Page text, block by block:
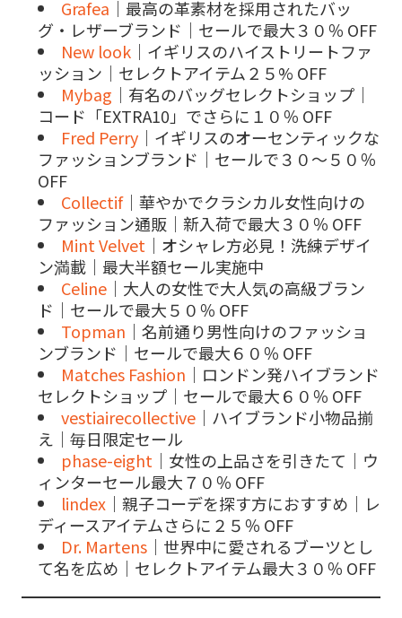
Grafea ｜最高の革素材を採用されたバッ
グ・レザーブランド｜セールで最大３０％ OFF
New look ｜イギリスのハイストリートファ
ッション｜セレクトアイテム２５% OFF
Mybag ｜有名のバッグセレクトショップ｜
コード「EXTRA10」でさらに１０％ OFF
Fred Perry ｜イギリスのオーセンティックな
ファッションブランド｜セールで３０～５０％
OFF
Collectif｜華やかでクラシカル女性向けの
ファッション通販｜新入荷で最大３０％ OFF
Mint Velvet ｜オシャレ方必見！洗練デザイ
ン満載｜最大半額セール実施中
Celine ｜大人の女性で大人気の高級ブラン
ド｜セールで最大５０％ OFF
Topman ｜名前通り男性向けのファッショ
ンブランド｜セールで最大６０％ OFF
Matches Fashion ｜ロンドン発ハイブランド
セレクトショップ｜セールで最大６０％ OFF
vestiairecollective ｜ハイブランド小物品揃
え｜毎日限定セール
phase-eight ｜女性の上品さを引きたて｜ウ
ィンターセール最大７０％ OFF
lindex ｜親子コーデを探す方におすすめ｜レ
ディースアイテムさらに２５％ OFF
Dr. Martens ｜世界中に愛されるブーツとし
て名を広め｜セレクトアイテム最大３０％ OFF